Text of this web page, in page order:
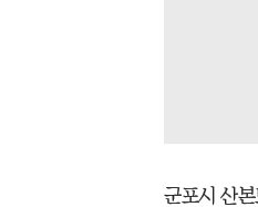
군포시 산